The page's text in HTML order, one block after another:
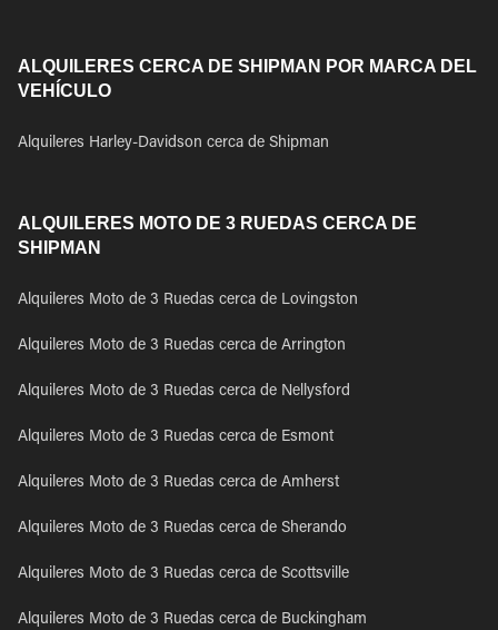
ALQUILERES CERCA DE SHIPMAN POR MARCA DEL
VEHÍCULO
Alquileres Harley-Davidson cerca de Shipman
ALQUILERES MOTO DE 3 RUEDAS CERCA DE
SHIPMAN
Alquileres Moto de 3 Ruedas cerca de Lovingston
Alquileres Moto de 3 Ruedas cerca de Arrington
Alquileres Moto de 3 Ruedas cerca de Nellysford
Alquileres Moto de 3 Ruedas cerca de Esmont
Alquileres Moto de 3 Ruedas cerca de Amherst
Alquileres Moto de 3 Ruedas cerca de Sherando
Alquileres Moto de 3 Ruedas cerca de Scottsville
Alquileres Moto de 3 Ruedas cerca de Buckingham